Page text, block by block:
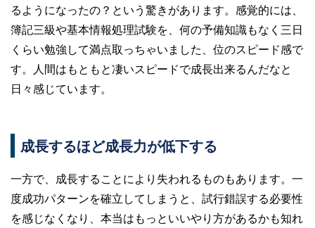
るようになったの？という驚きがあります。感覚的には、
簿記三級や基本情報処理試験を、何の予備知識もなく三日
くらい勉強して満点取っちゃいました、位のスピード感で
す。人間はもともと凄いスピードで成長出来るんだなと
日々感じています。
成長するほど成長力が低下する
一方で、成長することにより失われるものもあります。一
度成功パターンを確立してしまうと、試行錯誤する必要性
を感じなくなり、本当はもっといいやり方があるかも知れ